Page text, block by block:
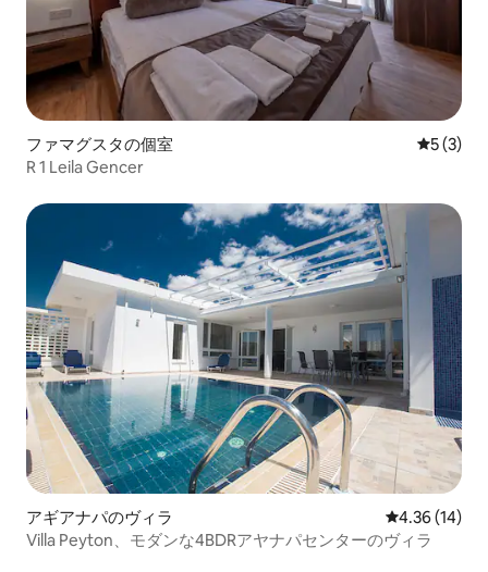
ファマグスタの個室 レビュー
5 (3)
R 1 Leila Gencer
アギアナパのヴィラ レビュー14
4.36 (14)
Villa Peyton、モダンな4BDRアヤナパセンターのヴィラ